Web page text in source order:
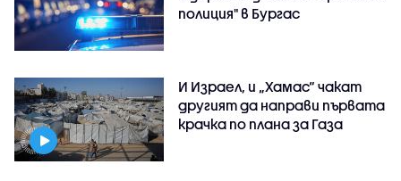
полиция" в Бургас
И Израел, и „Хамас“ чакат
другият да направи първата
крачка по плана за Газа